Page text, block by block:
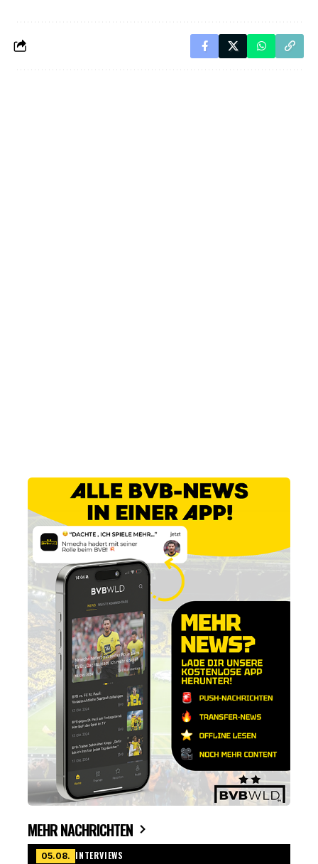
MEHR NACHRICHTEN
05.08. INTERVIEWS